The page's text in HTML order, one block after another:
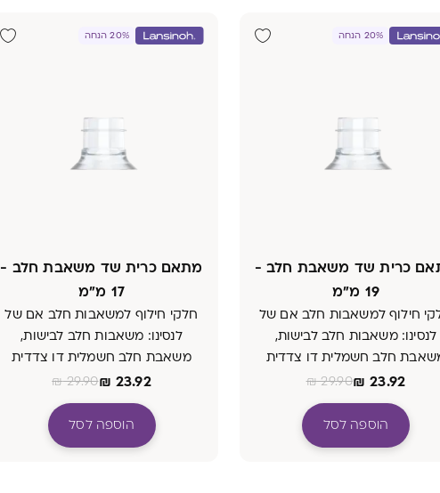
20% הנחה
כרית שד משאבת חלב -
19 מ"מ
חילוף למשאבות חלב אם של
לנסינו: משאבות חלב לבישות,
חלב חשמלית דו צדדית
קלאסית רגילה, וגם למשאבה
הידנית.
₪ 23.92
₪29.90
הוספה לסל
20% הנחה
מתאם כרית שד משאבת חלב -
17 מ"מ
חלקי חילוף למשאבות חלב אם של
לנסינו: משאבות חלב לבישות,
משאבת חלב חשמלית דו צדדית
קלאסית רגילה, וגם למשאבה
הידנית.
₪ 23.92
₪29.90
הוספה לסל